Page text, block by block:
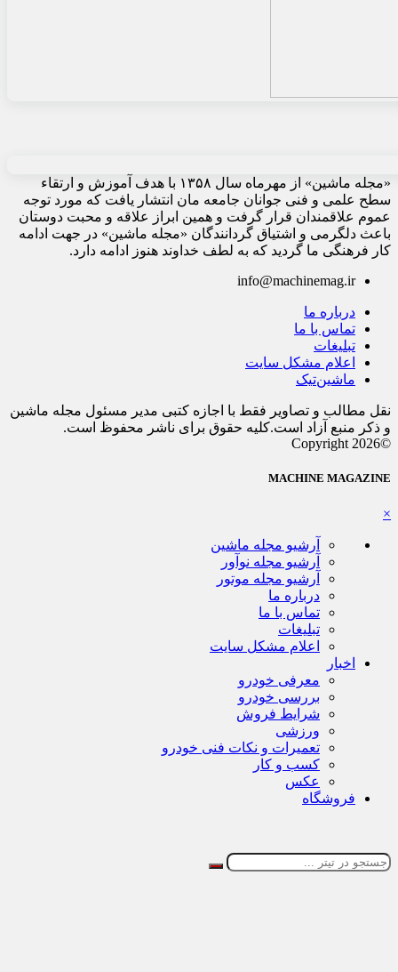
«مجله ماشین» از مهرماه سال ۱۳۵۸ با هدف آموزش و ارتقاء
سطح علمی و فنی جوانان جامعه مان انتشار یافت که مورد توجه
عموم علاقمندان قرار گرفت و همین ابراز علاقه و محبت دوستان
باعث دلگرمی و اشتیاق گردانندگان «مجله ماشین» در جهت ادامه
کار فرهنگی ما گردید که به لطف خداوند هنوز ادامه دارد.
info@machinemag.ir
درباره ما
تماس با ما
تبلیغات
اعلام مشکل سایت
ماشین‌تیک
نقل مطالب و تصاویر فقط با اجازه کتبی مدیر مسئول مجله ماشین
و ذکر منبع آزاد است.کلیه حقوق برای ناشر محفوظ است.
©Copyright 2026
MACHINE MAGAZINE
×
آرشیو مجله ماشین
آرشیو مجله نوآور
آرشیو مجله موتور
درباره ما
تماس با ما
تبلیغات
اعلام مشکل سایت
اخبار
معرفی خودرو
بررسی خودرو
شرایط فروش
ورزشی
تعمیرات و نکات فنی خودرو
کسب و کار
عکس
فروشگاه